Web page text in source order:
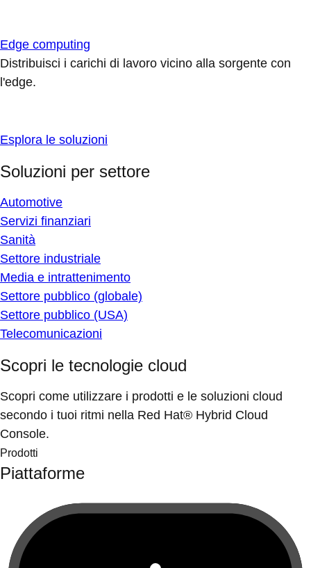
Edge computing
Distribuisci i carichi di lavoro vicino alla sorgente con
l'edge.
Esplora le soluzioni
Soluzioni per settore
Automotive
Servizi finanziari
Sanità
Settore industriale
Media e intrattenimento
Settore pubblico (globale)
Settore pubblico (USA)
Telecomunicazioni
Scopri le tecnologie cloud
Scopri come utilizzare i prodotti e le soluzioni cloud
secondo i tuoi ritmi nella Red Hat® Hybrid Cloud
Console.
Prodotti
Piattaforme